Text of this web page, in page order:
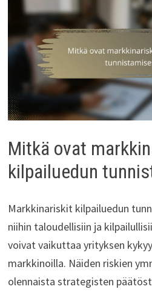
Mitkä ovat
kilpailuedun
Markkinariskit kilpailuedun
niihin taloudellisiin ja
voivat vaikuttaa yrityksen
markkinoilla. Näiden riskien
olennaista strategisten